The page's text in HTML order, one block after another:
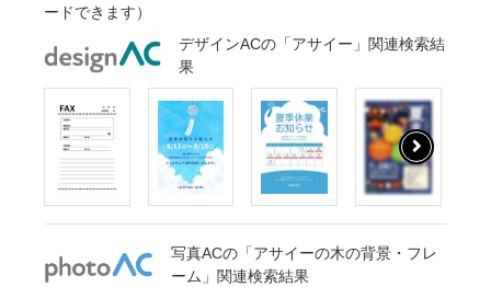
ードできます）
デザインACの「アサイー」関連検索結
果
写真ACの「アサイーの木の背景・フレ
ーム」関連検索結果